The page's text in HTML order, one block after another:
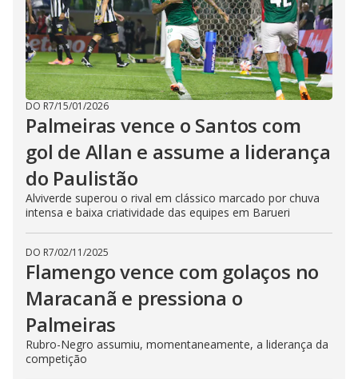
DO R7/15/01/2026
Palmeiras vence o Santos com
gol de Allan e assume a liderança
do Paulistão
Alviverde superou o rival em clássico marcado por chuva
intensa e baixa criatividade das equipes em Barueri
DO R7/02/11/2025
Flamengo vence com golaços no
Maracanã e pressiona o
Palmeiras
Rubro-Negro assumiu, momentaneamente, a liderança da
competição